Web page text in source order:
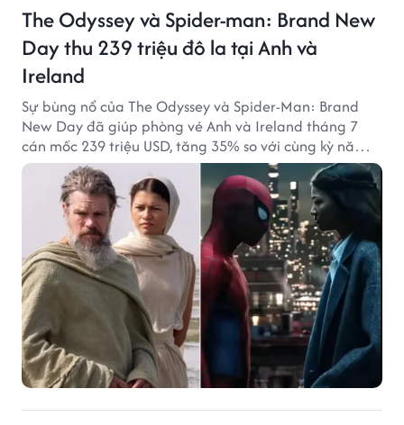
The Odyssey và Spider-man: Brand New
Day thu 239 triệu đô la tại Anh và
Ireland
Sự bùng nổ của The Odyssey và Spider-Man: Brand
New Day đã giúp phòng vé Anh và Ireland tháng 7
cán mốc 239 triệu USD, tăng 35% so với cùng kỳ năm
ngoái.